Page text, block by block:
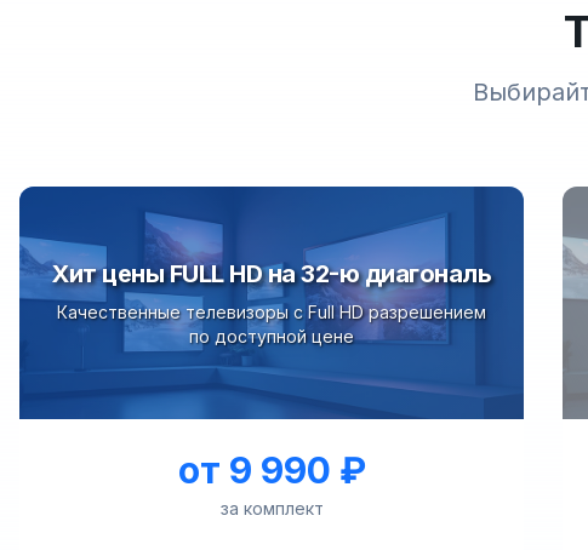
Хит цены FULL HD на 32-ю диагональ
Качественные телевизоры с Full HD разрешением
по доступной цене
от 9 990 ₽
за комплект